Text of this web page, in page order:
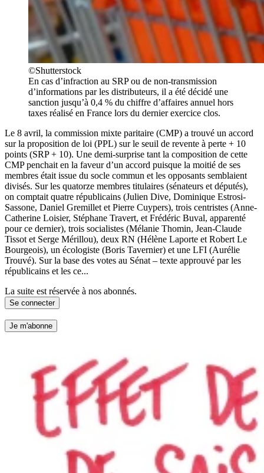
©Shutterstock
En cas d’infraction au SRP ou de non-transmission
d’informations par les distributeurs, il a été décidé une
sanction jusqu’à 0,4 % du chiffre d’affaires annuel hors
taxes réalisé en France lors du dernier exercice clos.
Le 8 avril, la commission mixte paritaire (CMP) a trouvé un accord
sur la proposition de loi (PPL) sur le seuil de revente à perte + 10
points (SRP + 10). Une demi-surprise tant la composition de cette
CMP penchait en la faveur d’un accord puisque la moitié de ses
membres était issue du socle commun et les opposants semblaient
divisés. Sur les quatorze membres titulaires (sénateurs et députés),
on comptait quatre républicains (Julien Dive, Dominique Estrosi-
Sassone, Daniel Gremillet et Pierre Cuypers), trois centristes (Anne-
Catherine Loisier, Stéphane Travert, et Frédéric Buval, apparenté
pour ce dernier), trois socialistes (Mélanie Thomin, Jean-Claude
Tissot et Serge Mérillou), deux RN (Hélène Laporte et Robert Le
Bourgeois), un écologiste (Boris Tavernier) et une LFI (Aurélie
Trouvé). Sur la base des votes au Sénat – texte approuvé par les
républicains et les ce...
La suite est réservée à nos abonnés.
Se connecter
Je m'abonne